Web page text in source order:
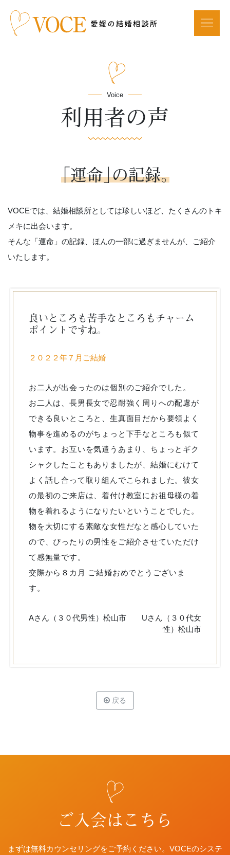
Voice
利用者の声
「運命」の記録。
VOCEでは、結婚相談所としては珍しいほど、たくさんのトキ
メキに出会います。
そんな「運命」の記録、ほんの一部に過ぎませんが、ご紹介
いたします。
良いところも苦手なところもチャーム
ポイントですね。
２０２２年７月ご結婚
お二人が出会ったのは個別のご紹介でした。
お二人は、長男長女で忍耐強く周りへの配慮が
できる良いところと、生真面目だから要領よく
物事を進めるのがちょっと下手なところも似て
います。お互いを気遣うあまり、ちょっとギク
シャクしたこともありましたが、結婚にむけて
よく話し合って取り組んでこられました。彼女
の最初のご来店は、着付け教室にお祖母様の着
物を着れるようになりたいということでした。
物を大切にする素敵な女性だなと感心していた
ので、ぴったりの男性をご紹介させていただけ
て感無量です。
交際から８カ月 ご結婚おめでとうございま
す。
Aさん（３０代男性）松山市 Uさん（３０代女
性）松山市
戻る
ご入会はこちら
まずは無料カウンセリングをご予約ください。VOCEのシステ